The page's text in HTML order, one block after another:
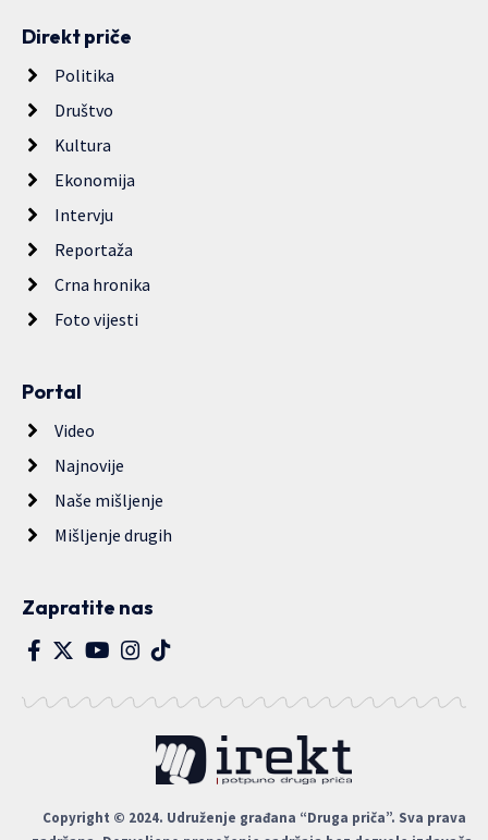
Direkt priče
Politika
Društvo
Kultura
Ekonomija
Intervju
Reportaža
Crna hronika
Foto vijesti
Portal
Video
Najnovije
Naše mišljenje
Mišljenje drugih
Zapratite nas
Copyright © 2024. Udruženje građana “Druga priča”. Sva prava